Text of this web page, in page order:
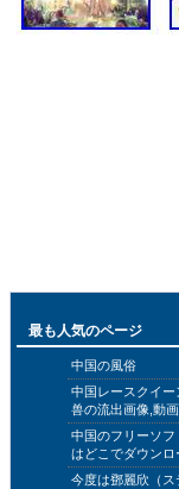
最も人気のページ
中国の風俗
中国レースクイ
兽の流出画像,動
中国のフリーソ
はどこでダウンロ
今度は鄧麗欣（